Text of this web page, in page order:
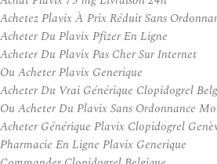
Achetez Plavix À Prix Réduit Sans
Acheter Du Plavix Pfizer En Ligne
Acheter Du Plavix Pas Cher Sur Internet
Ou Acheter Plavix Generique
Acheter Du Vrai Générique Clopidogrel
Ou Acheter Du Plavix Sans Ordonnance
Acheter Générique Plavix Clopidogrel
Pharmacie En Ligne Plavix Generique